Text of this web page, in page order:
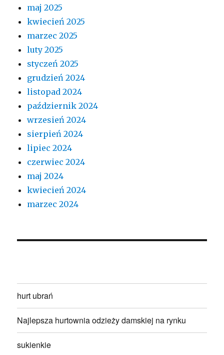
maj 2025
kwiecień 2025
marzec 2025
luty 2025
styczeń 2025
grudzień 2024
listopad 2024
październik 2024
wrzesień 2024
sierpień 2024
lipiec 2024
czerwiec 2024
maj 2024
kwiecień 2024
marzec 2024
hurt ubrań
Najlepsza hurtownia odzieży damskiej na rynku
sukienkie